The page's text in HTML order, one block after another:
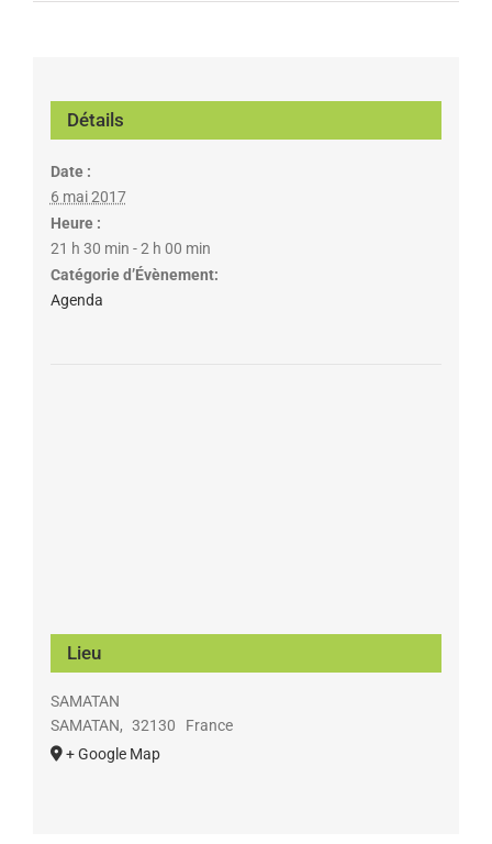
Détails
Date :
6 mai 2017
Heure :
21 h 30 min - 2 h 00 min
Catégorie d’Évènement:
Agenda
Lieu
SAMATAN
SAMATAN, 32130
France
+ Google Map